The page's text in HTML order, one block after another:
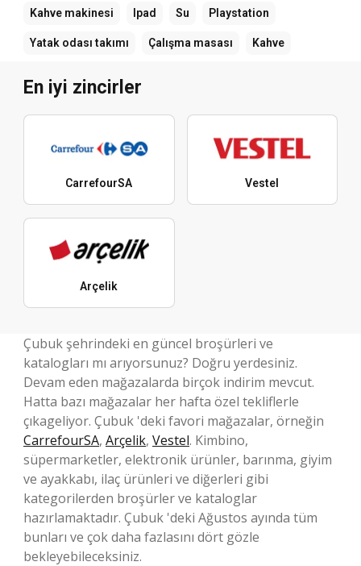
Kahve makinesi Ipad Su Playstation
Yatak odası takımı Çalışma masası Kahve
En iyi zincirler
CarrefourSA Vestel
Arçelik
Çubuk şehrindeki en güncel broşürleri ve
katalogları mı arıyorsunuz? Doğru yerdesiniz.
Devam eden mağazalarda birçok indirim mevcut.
Hatta bazı mağazalar her hafta özel tekliflerle
çıkageliyor. Çubuk 'deki favori mağazalar, örneğin
CarrefourSA, Arçelik, Vestel. Kimbino,
süpermarketler, elektronik ürünler, barınma, giyim
ve ayakkabı, ilaç ürünleri ve diğerleri gibi
kategorilerden broşürler ve kataloglar
hazırlamaktadır. Çubuk 'deki Ağustos ayında tüm
bunları ve çok daha fazlasını dört gözle
bekleyebileceksiniz.